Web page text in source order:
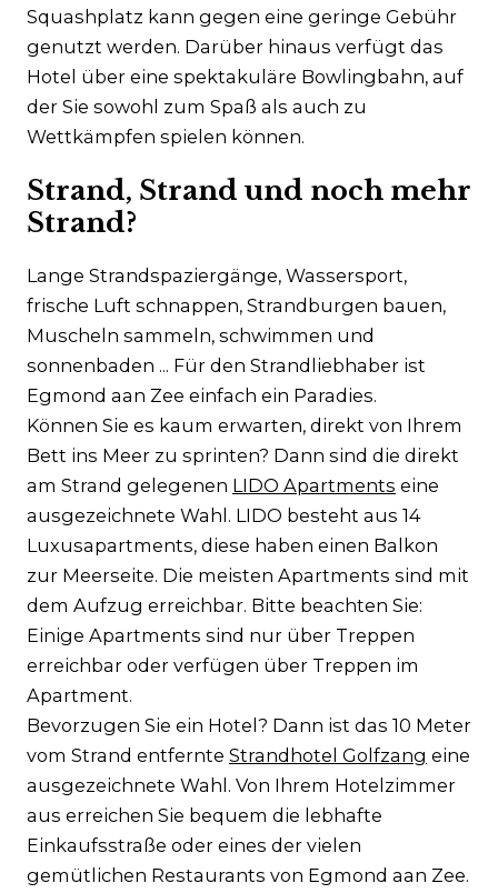
Squashplatz kann gegen eine geringe Gebühr
genutzt werden. Darüber hinaus verfügt das
Hotel über eine spektakuläre Bowlingbahn, auf
der Sie sowohl zum Spaß als auch zu
Wettkämpfen spielen können.
Strand, Strand und noch mehr
Strand?
Lange Strandspaziergänge, Wassersport,
frische Luft schnappen, Strandburgen bauen,
Muscheln sammeln, schwimmen und
sonnenbaden ... Für den Strandliebhaber ist
Egmond aan Zee einfach ein Paradies.
Können Sie es kaum erwarten, direkt von Ihrem
Bett ins Meer zu sprinten? Dann sind die direkt
am Strand gelegenen LIDO Apartments eine
ausgezeichnete Wahl. LIDO besteht aus 14
Luxusapartments, diese haben einen Balkon
zur Meerseite. Die meisten Apartments sind mit
dem Aufzug erreichbar. Bitte beachten Sie:
Einige Apartments sind nur über Treppen
erreichbar oder verfügen über Treppen im
Apartment.
Bevorzugen Sie ein Hotel? Dann ist das 10 Meter
vom Strand entfernte Strandhotel Golfzang eine
ausgezeichnete Wahl. Von Ihrem Hotelzimmer
aus erreichen Sie bequem die lebhafte
Einkaufsstraße oder eines der vielen
gemütlichen Restaurants von Egmond aan Zee.